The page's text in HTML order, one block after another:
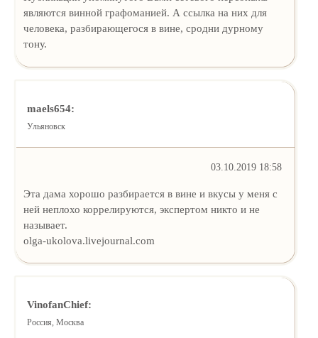
являются винной графоманией. А ссылка на них для
человека, разбирающегося в вине, сродни дурному
тону.
maels654:
Ульяновск
03.10.2019 18:58
Эта дама хорошо разбирается в вине и вкусы у меня с
ней неплохо коррелируются, экспертом никто и не
называет.
olga-ukolova.livejournal.com
VinofanChief:
Россия, Москва